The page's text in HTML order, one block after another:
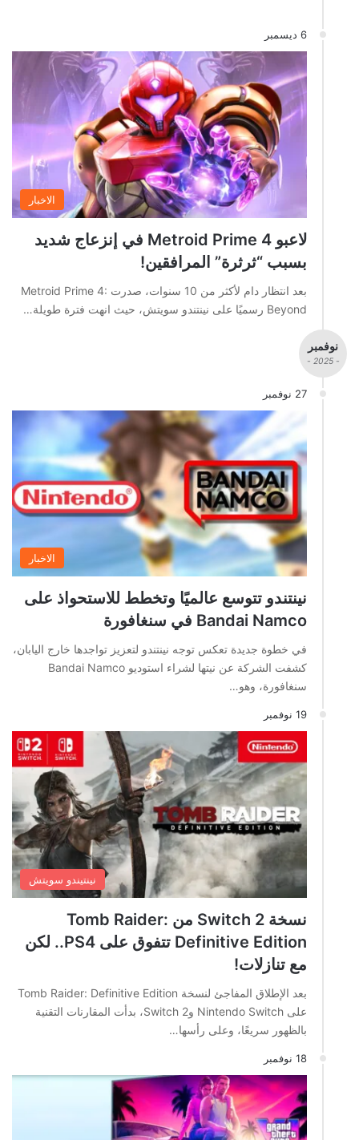
6 ديسمبر
الاخبار
لاعبو Metroid Prime 4 في إنزعاج شديد
بسبب “ثرثرة” المرافقين!
بعد انتظار دام لأكثر من 10 سنوات، صدرت Metroid Prime 4:
Beyond رسميًا على نينتندو سويتش، حيث انهت فترة طويلة…
نوفمبر
- 2025 -
27 نوفمبر
الاخبار
نينتندو تتوسع عالميًا وتخطط للاستحواذ على
Bandai Namco في سنغافورة
في خطوة جديدة تعكس توجه نينتندو لتعزيز تواجدها خارج اليابان،
كشفت الشركة عن نيتها لشراء استوديو Bandai Namco
سنغافورة، وهو…
19 نوفمبر
نينتيندو سويتش
نسخة Switch 2 من Tomb Raider:
Definitive Edition تتفوق على PS4.. لكن
مع تنازلات!
بعد الإطلاق المفاجئ لنسخة Tomb Raider: Definitive Edition
على Nintendo Switch وSwitch 2، بدأت المقارنات التقنية
بالظهور سريعًا، وعلى رأسها…
18 نوفمبر